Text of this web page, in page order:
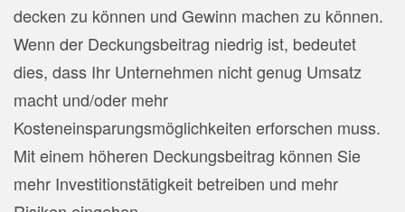
decken zu können und Gewinn machen zu können.
Wenn der Deckungsbeitrag niedrig ist, bedeutet
dies, dass Ihr Unternehmen nicht genug Umsatz
macht und/oder mehr
Kosteneinsparungsmöglichkeiten erforschen muss.
Mit einem höheren Deckungsbeitrag können Sie
mehr Investitionstätigkeit betreiben und mehr